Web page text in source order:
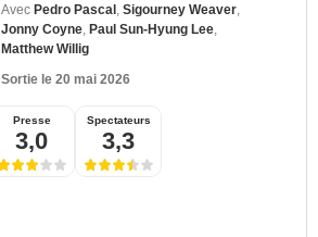
Avec Pedro Pascal Sigourney Weaver
Jonny Coyne Paul Sun-Hyung Lee
Matthew Willig
Sortie le 20 mai 2026
Presse
3,0
Spectateurs
3,3